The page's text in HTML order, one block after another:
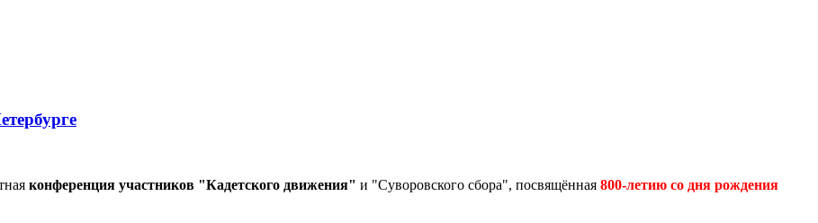
конференция участников "Кадетского движения" и "Суворовского сбора", посвящённая 800-летию со дня рождения